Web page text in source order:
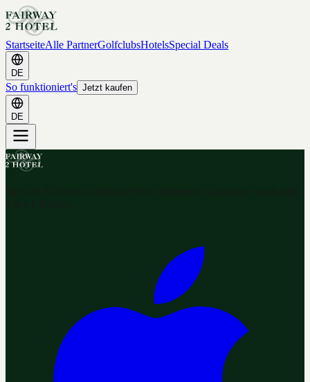
StartseiteAlle PartnerGolfclubsHotelsSpecial Deals
DE
So funktioniert's Jetzt kaufen
DE